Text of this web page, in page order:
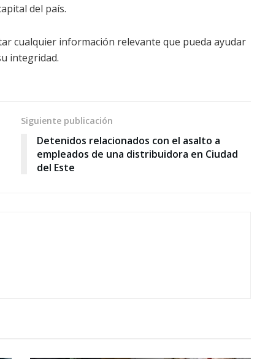
del país.
cualquier información relevante que pueda ayudar
integridad.
Siguiente publicación
Detenidos relacionados con el asalto a
empleados de una distribuidora en Ciudad
del Este